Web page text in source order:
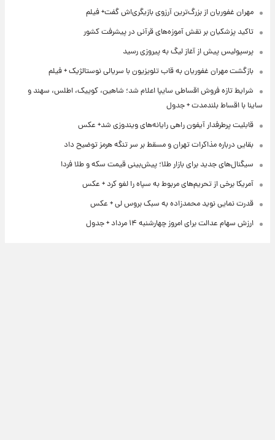
مهران غفوریان از بزرگ‌ترین آرزوی بازیگری‌اش گفت+ فیلم
تاکید پزشکیان بر نقش آموزه‌های قرآنی در پیشرفت کشور
پرسپولیس پیش از آغاز لیگ به پیروزی رسید
بازگشت مهران غفوریان به قاب تلویزیون با سریالی نوستالژیک + فیلم
شرایط تازه فروش اقساطی سایپا اعلام شد؛ شاهین، کوییک، اطلس، سهند و
ساینا با اقساط بلندمدت + جدول
قابلیت پرطرفدار آیفون راهی رایانه‌های ویندوزی شد+ عکس
بقایی درباره مذاکرات تهران و مسقط بر سر تنگه هرمز توضیح داد
سیگنال‌های جدید برای بازار طلا؛ پیش‌بینی قیمت سکه و طلا فردا
آمریکا برخی از تحریم‌های مربوط به سپاه را لغو کرد + عکس
قدرت نمایی نوید محمدزاده به سبک بروس لی + عکس
ارزش سهام عدالت برای امروز چهارشنبه ۱۴ مرداد + جدول